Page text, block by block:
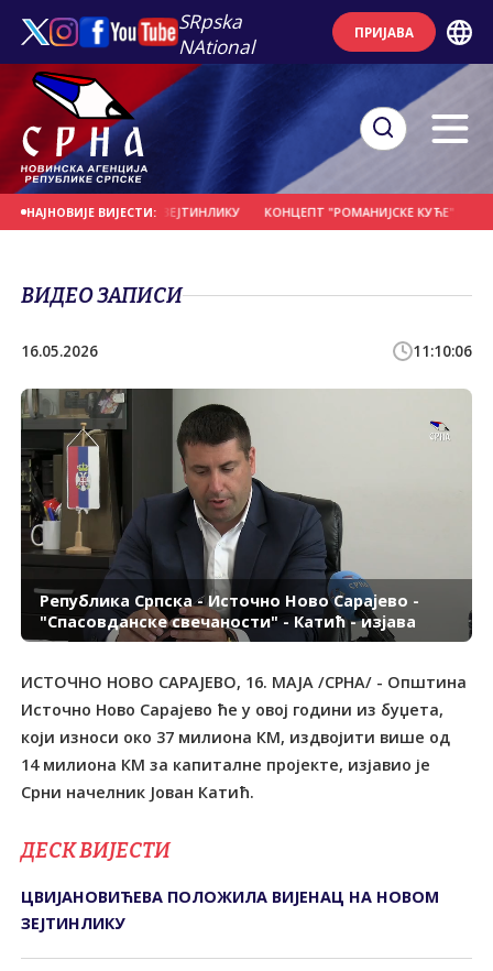
SRpska
NAtional
ПРИЈАВА
НАЈНОВИЈЕ ВИЈЕСТИ:
ВИЈЕНАЦ НА НОВОМ ЗЕЈТИНЛИКУ КОНЦЕПТ "РОМАНИЈСКЕ КУЋЕ" -
ВИДЕО ЗАПИСИ
16.05.2026 11:10:06
Република Српска - Источно Ново Сарајево -
"Спасовданске свечаности" - Катић - изјава
ИСТОЧНО НОВО САРАЈЕВО, 16. МАЈА /СРНА/ - Општина
Источно Ново Сарајево ће у овој години из буџета,
који износи око 37 милиона КМ, издвојити више од
14 милиона КМ за капиталне пројекте, изјавио је
Срни начелник Јован Катић.
ДЕСК ВИЈЕСТИ
ЦВИЈАНОВИЋЕВА ПОЛОЖИЛА ВИЈЕНАЦ НА НОВОМ
ЗЕЈТИНЛИКУ